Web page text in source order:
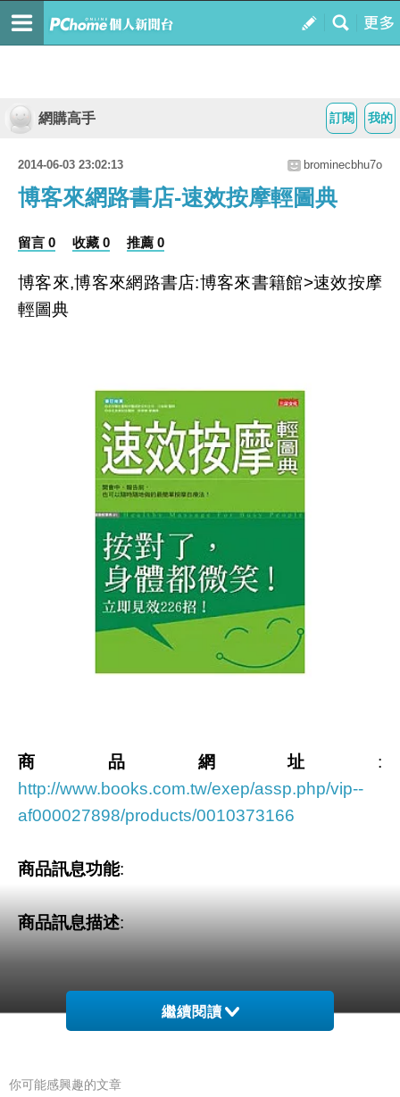
我的
訂閱
網購高手
2014-06-03 23:02:13 brominecbhu7o
博客來網路書店-速效按摩輕圖典
留言 0 收藏 0 推薦 0
博客來,博客來網路書店:博客來書籍館>速效按摩
輕圖典
商品網址 :
http://www.books.com.tw/exep/assp.php/vip--
af000027898/products/0010373166
商品訊息功能:
商品訊息描述:
幫助身體釋放壓力、解決症狀，遠離過勞死！
繼續閱讀
你可能感興趣的文章